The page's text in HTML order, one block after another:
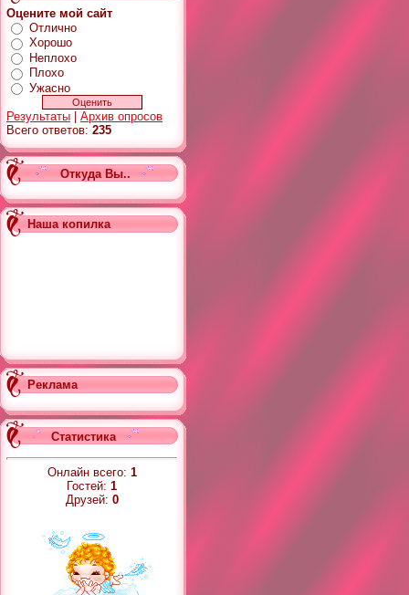
Оцените мой сайт
Отлично
Хорошо
Неплохо
Плохо
Ужасно
Результаты
Архив опросов
Всего ответов: 235
Откуда Вы..
Наша копилка
Реклама
Статистика
Онлайн всего: 1
Гостей: 1
Друзей: 0